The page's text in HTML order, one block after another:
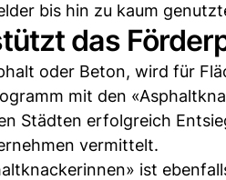
bis hin zu kaum
das
oder Beton, wird für
mit den
Städten erfolgreich
vermittelt.
ist